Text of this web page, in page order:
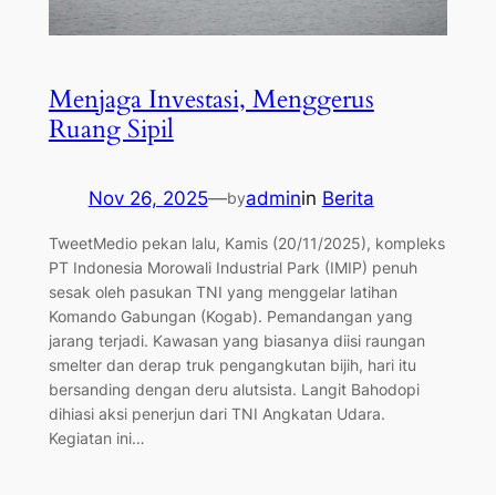
Menjaga Investasi, Menggerus
Ruang Sipil
Nov 26, 2025—byadminin Berita
TweetMedio pekan lalu, Kamis (20/11/2025), kompleks
PT Indonesia Morowali Industrial Park (IMIP) penuh
sesak oleh pasukan TNI yang menggelar latihan
Komando Gabungan (Kogab). Pemandangan yang
jarang terjadi. Kawasan yang biasanya diisi raungan
smelter dan derap truk pengangkutan bijih, hari itu
bersanding dengan deru alutsista. Langit Bahodopi
dihiasi aksi penerjun dari TNI Angkatan Udara.
Kegiatan ini…